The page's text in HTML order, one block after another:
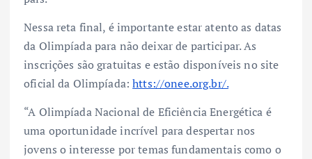
Nessa reta final, é importante estar atento as datas
da Olimpíada para não deixar de participar. As
inscrições são gratuitas e estão disponíveis no site
oficial da Olimpíada:htts://onee.org.br/.
“A Olimpíada Nacional de Eficiência Energética é
uma oportunidade incrível para despertar nos
jovens o interesse por temas fundamentais como o